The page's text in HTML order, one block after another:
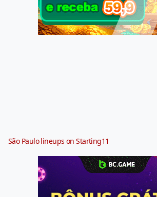
São Paulo lineups on Starting11